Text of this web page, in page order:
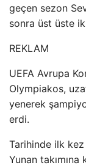
geçen sezon
sonra üst üste
REKLAM
UEFA Avrupa
Olympiakos,
yenerek
erdi.
Tarihinde ilk
Yunan